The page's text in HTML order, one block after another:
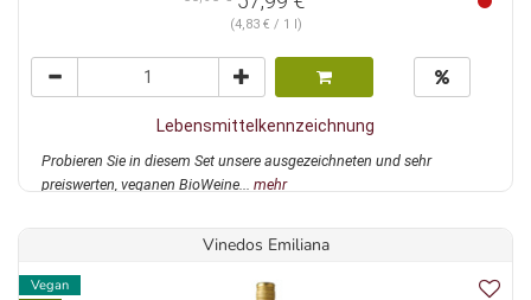
(4,83 € / 1 l)
Lebensmittelkennzeichnung
Probieren Sie in diesem Set unsere ausgezeichneten und sehr
preiswerten, veganen BioWeine... mehr
Vinedos Emiliana
Vegan